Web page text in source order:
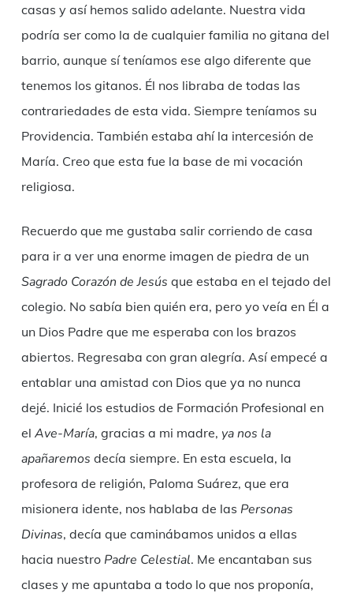
casas y así hemos salido adelante. Nuestra vida
podría ser como la de cualquier familia no gitana del
barrio, aunque sí teníamos ese algo diferente que
tenemos los gitanos. Él nos libraba de todas las
contrariedades de esta vida. Siempre teníamos su
Providencia. También estaba ahí la intercesión de
María. Creo que esta fue la base de mi vocación
religiosa.
Recuerdo que me gustaba salir corriendo de casa
para ir a ver una enorme imagen de piedra de un
Sagrado Corazón de Jesús que estaba en el tejado del
colegio. No sabía bien quién era, pero yo veía en Él a
un Dios Padre que me esperaba con los brazos
abiertos. Regresaba con gran alegría. Así empecé a
entablar una amistad con Dios que ya no nunca
dejé. Inicié los estudios de Formación Profesional en
el Ave-María, gracias a mi madre, ya nos la
apañaremos decía siempre. En esta escuela, la
profesora de religión, Paloma Suárez, que era
misionera idente, nos hablaba de las Personas
Divinas, decía que caminábamos unidos a ellas
hacia nuestro Padre Celestial. Me encantaban sus
clases y me apuntaba a todo lo que nos proponía,